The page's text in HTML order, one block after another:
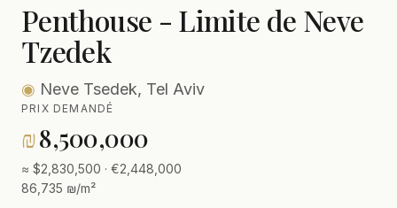
Penthouse - Limite de Neve
Tzedek
◉ Neve Tsedek, Tel Aviv
PRIX DEMANDÉ
₪8,500,000
≈ $2,830,500 · €2,448,000
86,735 ₪/m²